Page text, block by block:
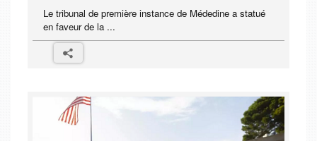
Le tribunal de première instance de Médedine a statué
en faveur de la ...